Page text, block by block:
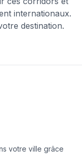
internationaux.
destination.
votre ville grâce